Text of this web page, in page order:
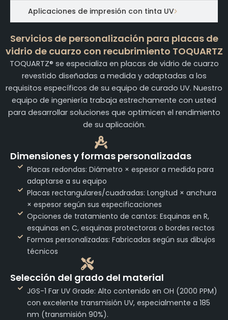
Aplicaciones de impresión con tinta UV
Servicios de personalización para placas de
vidrio de cuarzo con recubrimiento TOQUARTZ
TOQUARTZ® se especializa en placas de vidrio de cuarzo
revestido diseñadas a medida y adaptadas a los
requisitos específicos de su equipo de curado UV. Nuestro
equipo de ingeniería trabaja estrechamente con usted
para desarrollar soluciones que optimicen el rendimiento
de su aplicación.
Dimensiones y formas personalizadas
Placas redondas: Diámetro × espesor a medida para
adaptarse a su equipo
Placas rectangulares/cuadradas: Longitud × anchura
× espesor según sus especificaciones
Opciones de tratamiento de cantos: Esquinas en R,
esquinas en C, esquinas protectoras o bordes rectos
Formas personalizadas: Fabricadas según sus dibujos
técnicos
Selección del grado del material
JGS-1 Far UV Grade: Alto contenido en OH (2000 PPM)
con excelente transmisión UV, especialmente a 185
nm (transmisión 90%).